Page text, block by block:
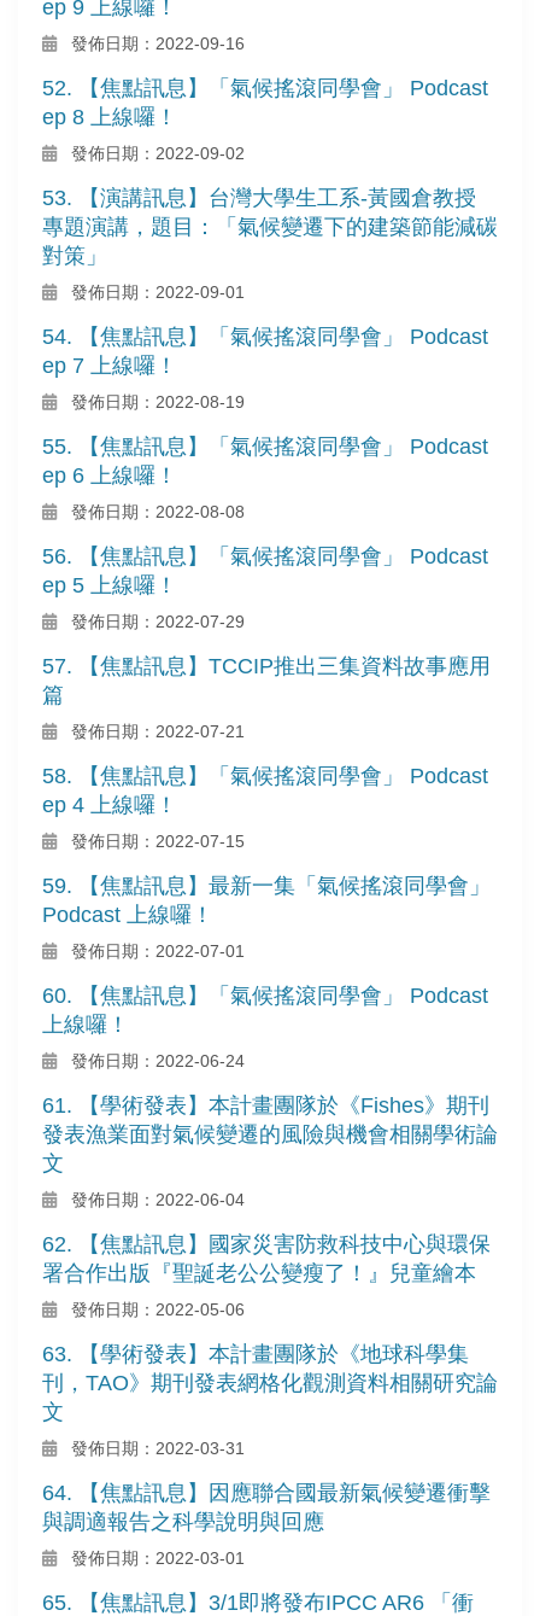
ep 9 上線囉！
發佈日期：2022-09-16
52. 【焦點訊息】「氣候搖滾同學會」 Podcast
ep 8 上線囉！
發佈日期：2022-09-02
53. 【演講訊息】台灣大學生工系-黃國倉教授
專題演講，題目：「氣候變遷下的建築節能減碳
對策」
發佈日期：2022-09-01
54. 【焦點訊息】「氣候搖滾同學會」 Podcast
ep 7 上線囉！
發佈日期：2022-08-19
55. 【焦點訊息】「氣候搖滾同學會」 Podcast
ep 6 上線囉！
發佈日期：2022-08-08
56. 【焦點訊息】「氣候搖滾同學會」 Podcast
ep 5 上線囉！
發佈日期：2022-07-29
57. 【焦點訊息】TCCIP推出三集資料故事應用
篇
發佈日期：2022-07-21
58. 【焦點訊息】「氣候搖滾同學會」 Podcast
ep 4 上線囉！
發佈日期：2022-07-15
59. 【焦點訊息】最新一集「氣候搖滾同學會」
Podcast 上線囉！
發佈日期：2022-07-01
60. 【焦點訊息】「氣候搖滾同學會」 Podcast
上線囉！
發佈日期：2022-06-24
61. 【學術發表】本計畫團隊於《Fishes》期刊
發表漁業面對氣候變遷的風險與機會相關學術論
文
發佈日期：2022-06-04
62. 【焦點訊息】國家災害防救科技中心與環保
署合作出版『聖誕老公公變瘦了！』兒童繪本
發佈日期：2022-05-06
63. 【學術發表】本計畫團隊於《地球科學集
刊，TAO》期刊發表網格化觀測資料相關研究論
文
發佈日期：2022-03-31
64. 【焦點訊息】因應聯合國最新氣候變遷衝擊
與調適報告之科學說明與回應
發佈日期：2022-03-01
65. 【焦點訊息】3/1即將發布IPCC AR6 「衝